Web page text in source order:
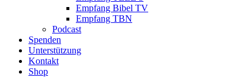
Empfang Bibel TV
Empfang TBN
Podcast
Spenden
Unterstützung
Kontakt
Shop